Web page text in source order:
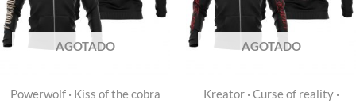
AGOTADO
Powerwolf · Kiss of the cobra
AGOTADO
Kreator · Curse of reality ·